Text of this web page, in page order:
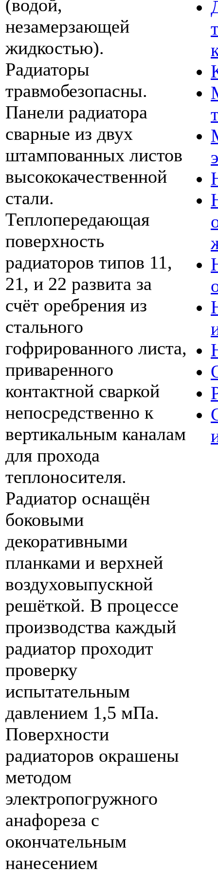
(водой,
незамерзающей
жидкостью).
Радиаторы
травмобезопасны.
Панели радиатора
сварные из двух
штампованных листов
высококачественной
стали.
Теплопередающая
поверхность
радиаторов типов 11,
21, и 22 развита за
счёт оребрения из
стального
гофрированного листа,
приваренного
контактной сваркой
непосредственно к
вертикальным каналам
для прохода
теплоносителя.
Радиатор оснащён
боковыми
декоративными
планками и верхней
воздуховыпускной
решёткой. В процессе
производства каждый
радиатор проходит
проверку
испытательным
давлением 1,5 мПа.
Поверхности
радиаторов окрашены
методом
электропогружного
анафореза с
окончательным
нанесением